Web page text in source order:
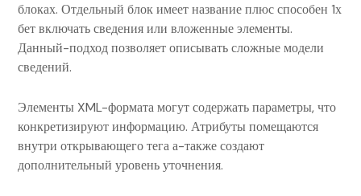
блоках. Отдельный блок имеет название плюс способен 1х
бет включать сведения или вложенные элементы.
Данный-подход позволяет описывать сложные модели
сведений.
Элементы XML-формата могут содержать параметры, что
конкретизируют информацию. Атрибуты помещаются
внутри открывающего тега а-также создают
дополнительный уровень уточнения.